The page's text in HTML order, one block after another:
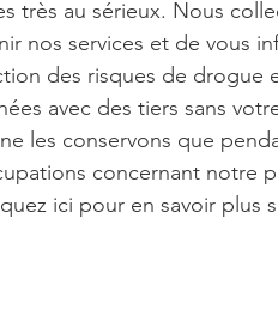
très au sérieux. Nous
nos services et de vous
des risques de
avec des tiers sans
les conservons que
concernant notre
ici pour en savoir